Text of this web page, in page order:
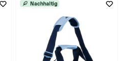
Nachhaltig